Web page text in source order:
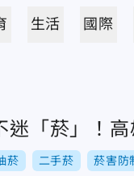
生活 國際
迷「菸」！
菸 二手菸 菸害防